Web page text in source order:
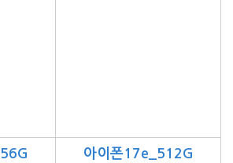
아이폰17e_512G